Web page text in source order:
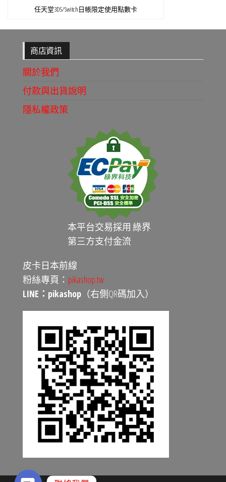
任天堂3DS/Switch日帳限定使用點數卡
商店資訊
關於我們
付款與出貨說明
隱私權政策
本平台交易採用 綠界
第三方支付金流
皮卡日本前線
粉絲專頁： pikashop.tw
LINE：pikashop （右側QR碼加入）